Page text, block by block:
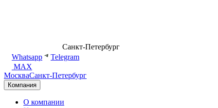
Санкт-Петербург
Whatsapp
Telegram
MAX
МоскваСанкт-Петербург
Компания
О компании